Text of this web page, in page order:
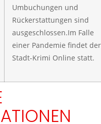
Umbuchungen und
Rückerstattungen sind
ausgeschlossen.Im Falle
einer Pandemie findet der
Stadt-Krimi Online statt.